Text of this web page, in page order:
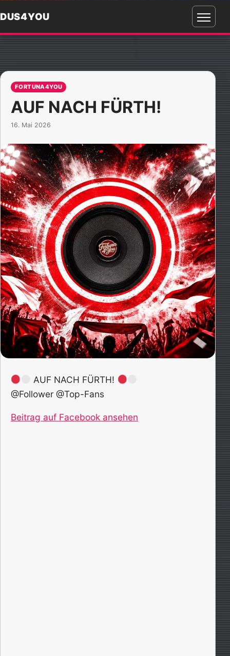
DUS4YOU
Menü
FORTUNA4YOU
AUF NACH FÜRTH!
16. Mai 2026
AUF NACH FÜRTH!
@Follower @Top-Fans
Beitrag auf Facebook ansehen